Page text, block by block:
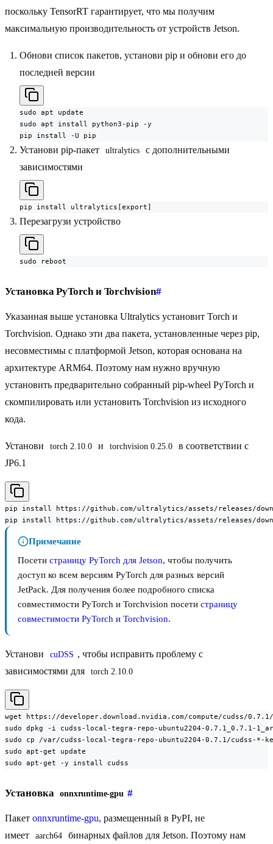
поскольку TensorRT гарантирует, что мы получим
максимальную производительность от устройств Jetson.
Обнови список пакетов, установи pip и обнови его до
последней версии
sudo apt update
sudo apt install python3-pip -y
pip install -U pip
Установи pip-пакет ultralytics
с дополнительными
зависимостями
pip install ultralytics[export]
Перезагрузи устройство
sudo reboot
Установка PyTorch и Torchvision#
Указанная выше установка Ultralytics установит Torch и
Torchvision. Однако эти два пакета, установленные через pip,
несовместимы с платформой Jetson, которая основана на
архитектуре ARM64. Поэтому нам нужно вручную
установить предварительно собранный pip-wheel PyTorch и
скомпилировать или установить Torchvision из исходного
кода.
Установи torch 2.10.0 и torchvision 0.25.0
в соответствии с
JP6.1
pip install https://github.com/ultralytics/assets/releases/
pip install https://github.com/ultralytics/assets/releases/
Примечание
Посети страницу PyTorch для Jetson, чтобы получить
доступ ко всем версиям PyTorch для разных версий
JetPack. Для получения более подробного списка
совместимости PyTorch и Torchvision посети страницу
совместимости PyTorch и Torchvision.
Установи cuDSS , чтобы исправить проблему с
зависимостями для
torch 2.10.0
wget https://developer.download.nvidia.com/compute/cudss/
sudo dpkg -i cudss-local-tegra-repo-ubuntu2204-0.7.1_0.7.1-
sudo cp /var/cudss-local-tegra-repo-ubuntu2204-0.7.1/cudss-*-
sudo apt-get update
sudo apt-get -y install cudss
Установка onnxruntime-gpu #
Пакет onnxruntime-gpu, размещенный в PyPI, не
имеет
aarch64 бинарных файлов для Jetson. Поэтому нам